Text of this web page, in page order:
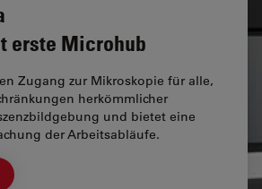
erste Microhub
Zugang zur Mikroskopie für alle,
herkömmlicher
und bietet eine
der Arbeitsabläufe.